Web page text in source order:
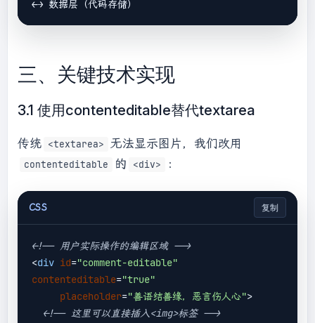
三、关键技术实现
3.1 使用contenteditable替代textarea
传统 <textarea> 无法显示图片，我们改用
contenteditable 的 <div> ：
CSS 复制
<!-- 用户实际操作的编辑区域 -->
<div id="comment-editable"
contenteditable="true"
placeholder="善语结善缘，恶言伤人心">
<!-- 这里可以直接插入<img>标签 -->